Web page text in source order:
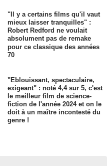
"Il y a certains films qu'il vaut
mieux laisser tranquilles" :
Robert Redford ne voulait
absolument pas de remake
pour ce classique des années
70
"Eblouissant, spectaculaire,
exigeant" : noté 4,4 sur 5, c'est
le meilleur film de science-
fiction de l'année 2024 et on le
doit à un maître incontesté du
genre !